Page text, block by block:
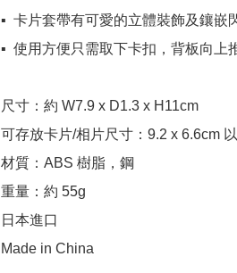
▪️  卡片套帶有可愛的立體裝飾及鑲嵌
▪️  使用方便只需取下卡扣，背板向上
尺寸：約 W7.9 x D1.3 x H11cm
可存放卡片/相片尺寸：9.2 x 6.6cm
材質：ABS 樹脂，鋼
重量：約 55g
日本進口
Made in China